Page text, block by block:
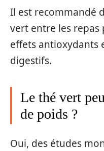
Il est recommandé
vert entre les repas
effets antioxydants
digestifs.
Le thé vert
de poids ?
Oui, des études